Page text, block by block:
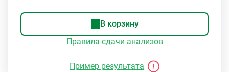
В корзину
Правила сдачи анализов
Пример результата